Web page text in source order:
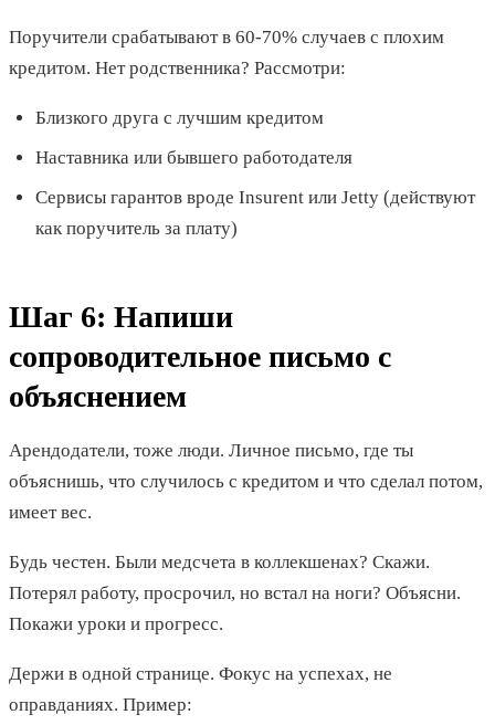
Поручители срабатывают в 60-70% случаев с плохим
кредитом. Нет родственника? Рассмотри:
Близкого друга с лучшим кредитом
Наставника или бывшего работодателя
Сервисы гарантов вроде Insurent или Jetty (действуют
как поручитель за плату)
Шаг 6: Напиши
сопроводительное письмо с
объяснением
Арендодатели, тоже люди. Личное письмо, где ты
объяснишь, что случилось с кредитом и что сделал потом,
имеет вес.
Будь честен. Были медсчета в коллекшенах? Скажи.
Потерял работу, просрочил, но встал на ноги? Объясни.
Покажи уроки и прогресс.
Держи в одной странице. Фокус на успехах, не
оправданиях. Пример: